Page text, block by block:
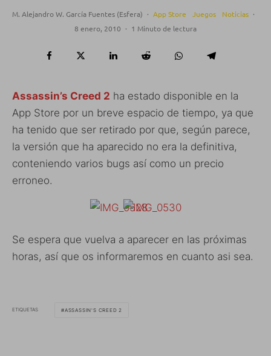
M. Alejandro W. García Fuentes (Esfera) · App Store Juegos Noticias ·
8 enero, 2010 · 1 Minuto de lectura
Assassin’s Creed 2 ha estado disponible en la
App Store por un breve espacio de tiempo, ya que
ha tenido que ser retirado por que, según parece,
la versión que ha aparecido no era la definitiva,
conteniendo varios bugs así como un precio
erroneo.
Se espera que vuelva a aparecer en las próximas
horas, así que os informaremos en cuanto asi sea.
ETIQUETAS ASSASSIN'S CREED 2